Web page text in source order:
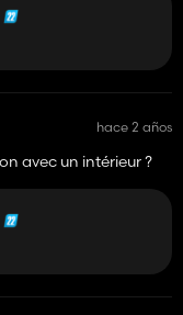
qui nous
je sais le travail
hace 2 años
avec un intérieur ?